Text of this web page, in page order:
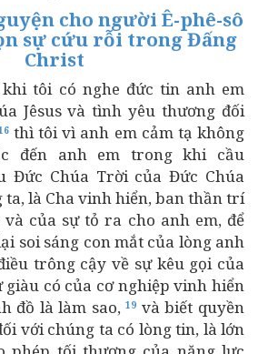
cho người Ê-phê-sô
sự cứu rỗi trong Đấng
Christ
khi tôi có nghe đức tin anh em
Jêsus và tình yêu thương đối
thì tôi vì anh em cảm tạ không
đến anh em trong khi cầu
Đức Chúa Trời của Đức Chúa
ta, là Cha vinh hiển, ban thần trí
của sự tỏ ra cho anh em, để
soi sáng con mắt của lòng anh
trông cậy về sự kêu gọi của
giàu có của cơ nghiệp vinh hiển
đồ là làm sao,19 và biết quyền
với chúng ta có lòng tin, là lớn